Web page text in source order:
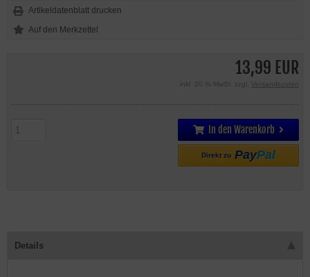
13,99 EUR
inkl. 20 % MwSt. zzgl. Versandkosten
In den Warenkorb
Direkt zu PayPal
Artikeldatenblatt drucken
Details